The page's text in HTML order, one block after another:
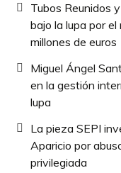
Tubos Reunidos
bajo la lupa por
millones de euros
Miguel Ángel
en la gestión
lupa
La pieza SEPI
Aparicio por
privilegiada